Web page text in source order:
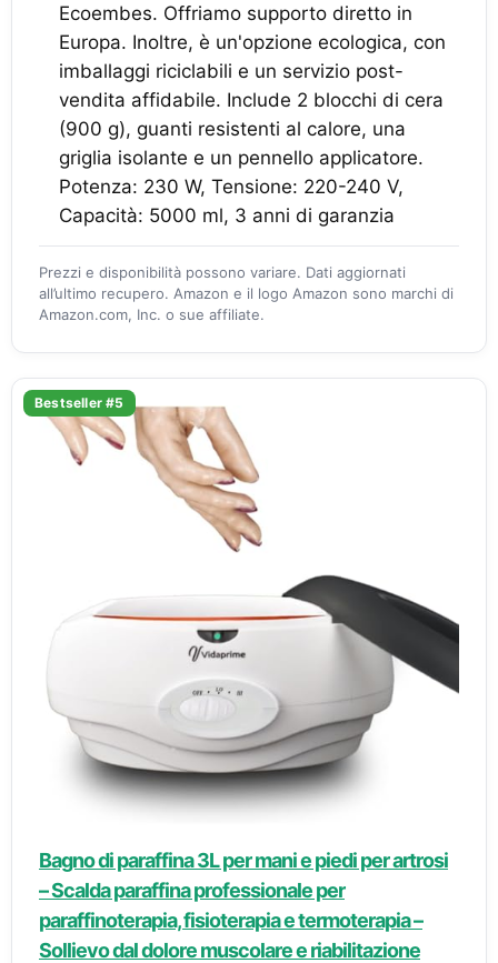
Ecoembes. Offriamo supporto diretto in
Europa. Inoltre, è un'opzione ecologica, con
imballaggi riciclabili e un servizio post-
vendita affidabile. Include 2 blocchi di cera
(900 g), guanti resistenti al calore, una
griglia isolante e un pennello applicatore.
Potenza: 230 W, Tensione: 220-240 V,
Capacità: 5000 ml, 3 anni di garanzia
Prezzi e disponibilità possono variare. Dati aggiornati
all’ultimo recupero. Amazon e il logo Amazon sono marchi di
Amazon.com, Inc. o sue affiliate.
Bestseller #5
Bagno di paraffina 3L per mani e piedi per artrosi
– Scalda paraffina professionale per
paraffinoterapia, fisioterapia e termoterapia –
Sollievo dal dolore muscolare e riabilitazione